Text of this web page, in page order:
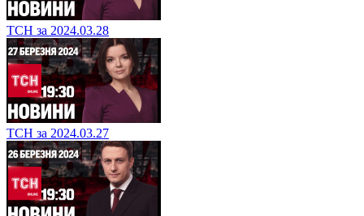
ТСН за 2024.03.28
ТСН за 2024.03.27